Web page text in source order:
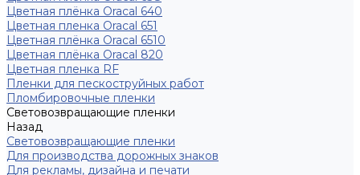
Цветная плёнка Oracal 640
Цветная пленка Oracal 651
Цветная плёнка Oracal 6510
Цветная плёнка Oracal 820
Цветная пленка RF
Пленки для пескоструйных работ
Пломбировочные пленки
Световозвращающие пленки
Назад
Световозвращающие пленки
Для производства дорожных знаков
Для рекламы, дизайна и печати